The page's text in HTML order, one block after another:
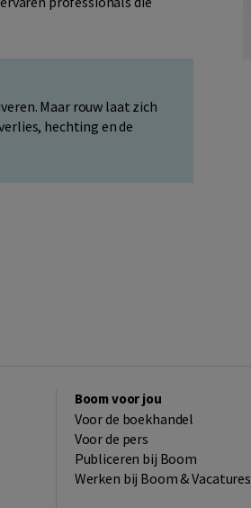
Maar rouw laat zich
hechting en de
Boom voor jou
Voor de boekhandel
Voor de pers
Publiceren bij Boom
Werken bij Boom & Vacatures